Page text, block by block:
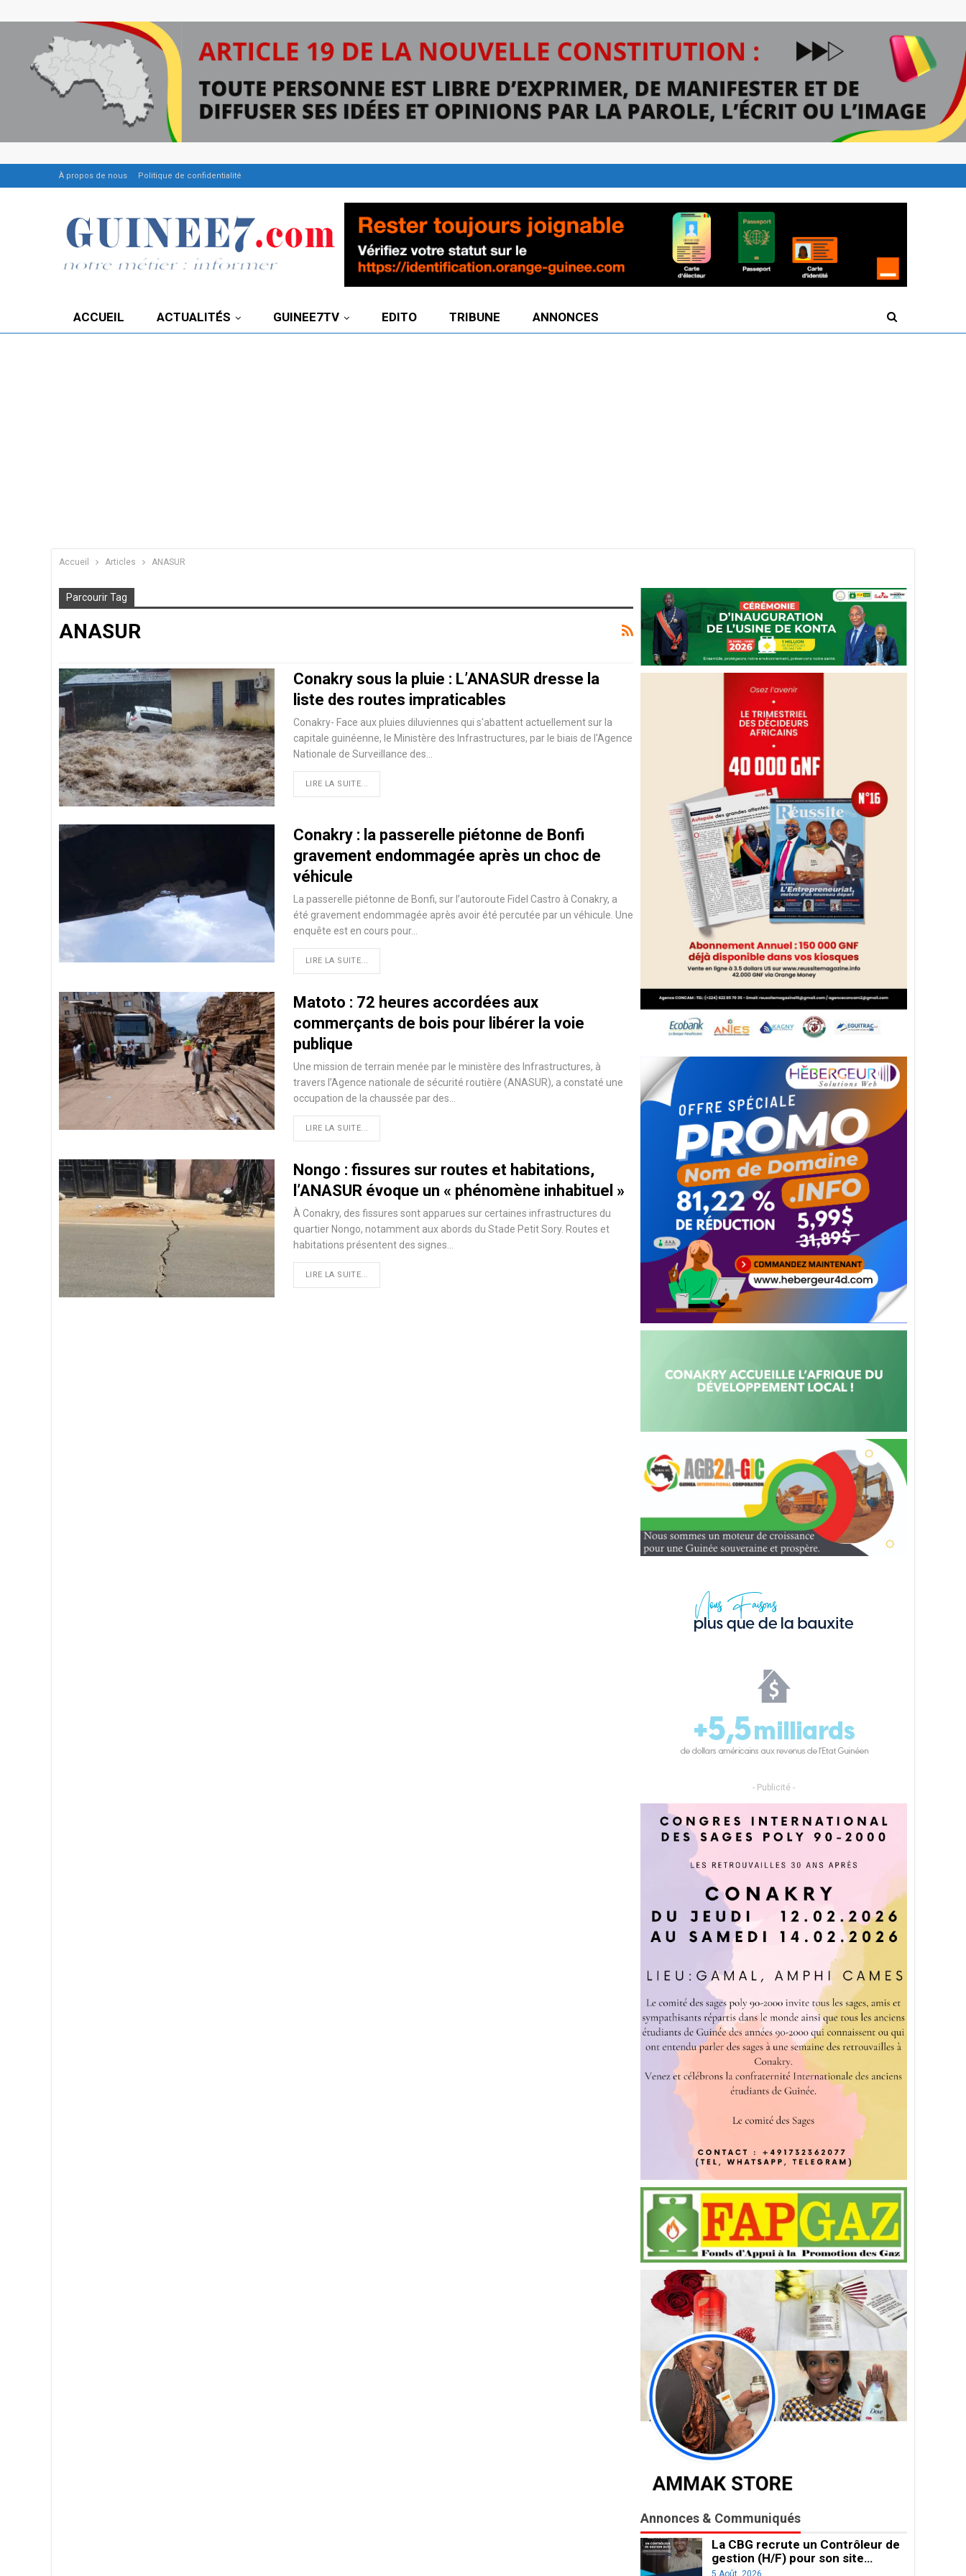
À propos de nous Politique de confidentialité
ACCUEIL ACTUALITÉS GUINEE7TV EDITO TRIBUNE ANNONCES
Accueil Articles ANASUR
Parcourir Tag
ANASUR
Conakry sous la pluie : L’ANASUR dresse la
liste des routes impraticables
Conakry- Face aux pluies diluviennes qui s'abattent actuellement sur la
capitale guinéenne, le Ministère des Infrastructures, par le biais de l'Agence
Nationale de Surveillance des…
LIRE LA SUITE...
Conakry : la passerelle piétonne de Bonfi
gravement endommagée après un choc de
véhicule
La passerelle piétonne de Bonfi, sur l’autoroute Fidel Castro à Conakry, a
été gravement endommagée après avoir été percutée par un véhicule. Une
enquête est en cours pour…
LIRE LA SUITE...
Matoto : 72 heures accordées aux
commerçants de bois pour libérer la voie
publique
Une mission de terrain menée par le ministère des Infrastructures, à
travers l’Agence nationale de sécurité routière (ANASUR), a constaté une
occupation de la chaussée par des…
LIRE LA SUITE...
Nongo : fissures sur routes et habitations,
l’ANASUR évoque un « phénomène inhabituel »
À Conakry, des fissures sont apparues sur certaines infrastructures du
quartier Nongo, notamment aux abords du Stade Petit Sory. Routes et
habitations présentent des signes…
LIRE LA SUITE...
- Publicité -
Annonces & Communiqués
La CBG recrute un Contrôleur de
gestion (H/F) pour son site…